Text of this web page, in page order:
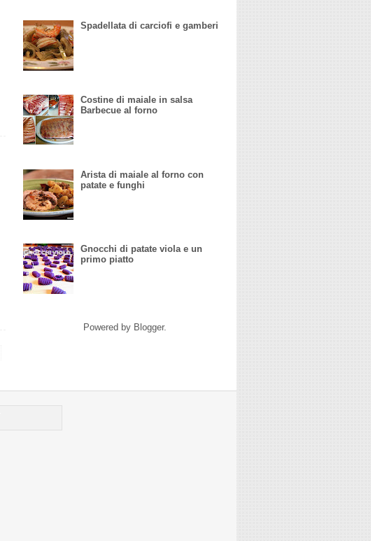
Spadellata di carciofi e gamberi
Costine di maiale in salsa
Barbecue al forno
Arista di maiale al forno con
patate e funghi
Gnocchi di patate viola e un
primo piatto
Powered by Blogger.